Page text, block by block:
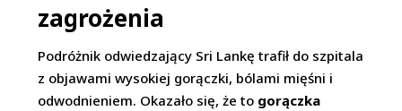
zagrożenia
Podróżnik odwiedzający Sri Lankę trafił do szpitala
z objawami wysokiej gorączki, bólami mięśni i
odwodnieniem. Okazało się, że to gorączka